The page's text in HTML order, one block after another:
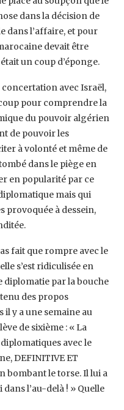
dans la décision de
dans l’affaire, et pour
devait être
un coup d’éponge.‎
avec Israël,
‎pour comprendre la
du pouvoir algérien
de pouvoir les
à volonté et même de
dans le piège en
en ‎popularité par ce
mais qui
provoquée à dessein,
fait que rompre avec le
s’est ‎ridiculisée en
diplomatie par la bouche
des propos
y a une semaine au
de sixième : « La
avec le
DEFINITIVE ET
bombant le ‎torse. Il lui a
l’au-delà ! » Quelle